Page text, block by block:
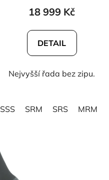
18 999 Kč
DETAIL
Nejvyšší řada bez zipu.
SSS SRM SRS MRM